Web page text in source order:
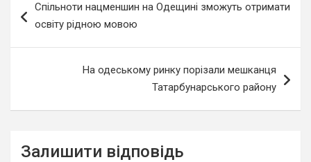
записів
Спільноти нацменшин на Одещині зможуть отримати
освіту рідною мовою
На одеському ринку порізали мешканця
Татарбунарського району
Залишити відповідь